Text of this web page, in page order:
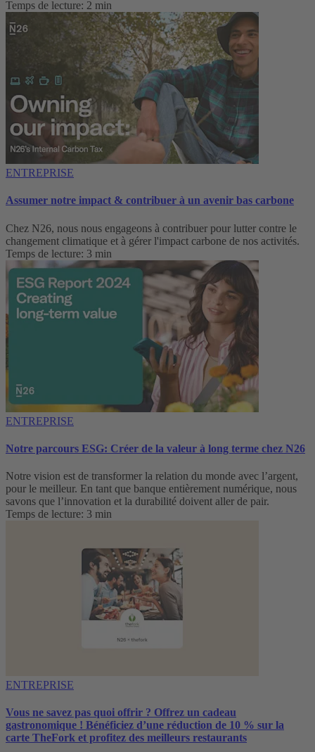
Temps de lecture: 2 min
ENTREPRISE
Assumer notre impact & contribuer à un avenir bas carbone
Chez N26, nous nous engageons à contribuer pour lutter contre le
changement climatique et à gérer l'impact carbone de nos activités.
Temps de lecture: 3 min
ENTREPRISE
Notre parcours ESG: Créer de la valeur à long terme chez N26
Notre vision est de transformer la relation du monde avec l’argent,
pour le meilleur. En tant que banque entièrement numérique, nous
savons que l’innovation et la durabilité doivent aller de pair.
Temps de lecture: 3 min
ENTREPRISE
Vous ne savez pas quoi offrir ? Offrez un cadeau
gastronomique ! Bénéficiez d’une réduction de 10 % sur la
carte TheFork et profitez des meilleurs restaurants